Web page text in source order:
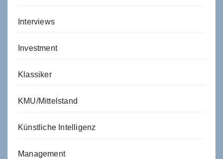
Interviews
Investment
Klassiker
KMU/Mittelstand
Künstliche Intelligenz
Management